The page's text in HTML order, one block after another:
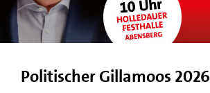
Politischer Gillamoos 2026